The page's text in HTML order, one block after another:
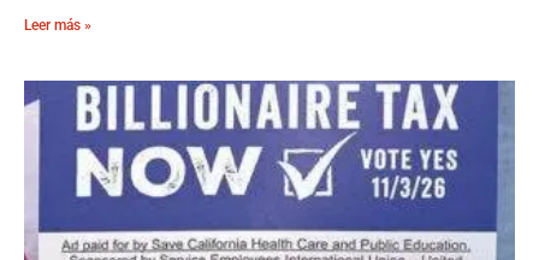
Leer más »